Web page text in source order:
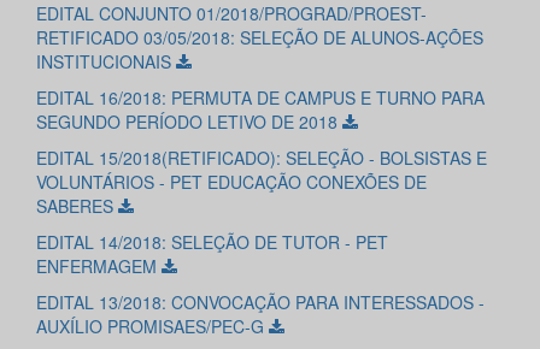
EDITAL CONJUNTO 01/2018/PROGRAD/PROEST-
RETIFICADO 03/05/2018: SELEÇÃO DE ALUNOS-AÇÕES
INSTITUCIONAIS
EDITAL 16/2018: PERMUTA DE CAMPUS E TURNO PARA
SEGUNDO PERÍODO LETIVO DE 2018
EDITAL 15/2018(RETIFICADO): SELEÇÃO - BOLSISTAS E
VOLUNTÁRIOS - PET EDUCAÇÃO CONEXÕES DE
SABERES
EDITAL 14/2018: SELEÇÃO DE TUTOR - PET
ENFERMAGEM
EDITAL 13/2018: CONVOCAÇÃO PARA INTERESSADOS -
AUXÍLIO PROMISAES/PEC-G